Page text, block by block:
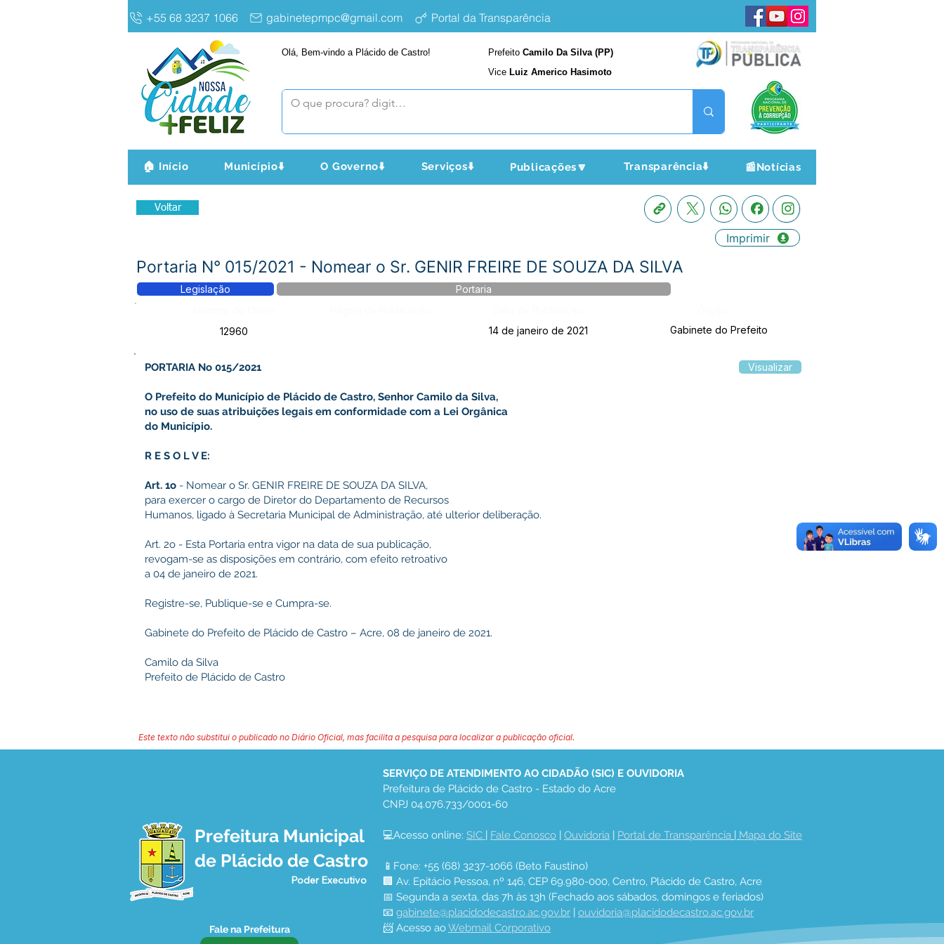
+55 68 3237 1066 gabinetepmpc@gmail.com Portal da Transparência
Olá, Bem-vindo a Plácido de Castro! Prefeito Camilo Da Silva (PP)
Vice Luiz Americo Hasimoto
🏠 Início Município⬇️ O Governo⬇️ Serviços⬇️ Publicações🔽 Transparência⬇️ 📰Notícias
Voltar
Imprimir
Portaria N° 015/2021 - Nomear o Sr. GENIR FREIRE DE SOUZA DA SILVA
Legislação
Portaria
12960
14 de janeiro de 2021 Gabinete do Prefeito
PORTARIA No 015/2021
O Prefeito do Município de Plácido de Castro, Senhor Camilo da Silva,
no uso de suas atribuições legais em conformidade com a Lei Orgânica
do Município.
R E S O L V E:
Art. 1o - Nomear o Sr. GENIR FREIRE DE SOUZA DA SILVA,
para exercer o cargo de Diretor do Departamento de Recursos
Humanos, ligado à Secretaria Municipal de Administração, até ulterior deliberação.
Art. 2o - Esta Portaria entra vigor na data de sua publicação,
revogam-se as disposições em contrário, com efeito retroativo
a 04 de janeiro de 2021.
Registre-se, Publique-se e Cumpra-se.
Gabinete do Prefeito de Plácido de Castro – Acre, 08 de janeiro de 2021.
Camilo da Silva
Prefeito de Plácido de Castro
Visualizar
Este texto não substitui o publicado no Diário Oficial, mas facilita a pesquisa para localizar a publicação oficial.
Prefeitura Municipal
de Plácido de Castro
Poder Executivo
Fale na Prefeitura
SERVIÇO DE ATENDIMENTO AO CIDADÃO (SIC) E OUVIDORIA
Prefeitura de Plácido de Castro - Estado do Acre
CNPJ 04.076.733/0001-60
💻Acesso online: SIC | Fale Conosco | Ouvidoria | Portal de Transparência | Mapa do Site
📱Fone: +55 (68) 3237-1066 (Beto Faustino)
🏢 Av. Epitácio Pessoa, nº 146, CEP 69.980-000, Centro, Plácido de Castro, Acre
📅 Segunda a sexta, das 7h às 13h (Fechado aos sábados, domingos e feriados)
📧 gabinete@placidodecastro.ac.gov.br | ouvidoria@placidodecastro.ac.gov.br
📨 Acesso ao Webmail Corporativo